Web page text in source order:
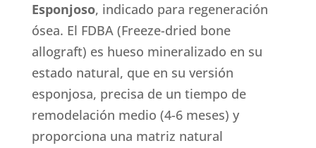
Esponjoso, indicado para regeneración
ósea. El FDBA (Freeze-dried bone
allograft) es hueso mineralizado en su
estado natural, que en su versión
esponjosa, precisa de un tiempo de
remodelación medio (4-6 meses) y
proporciona una matriz natural